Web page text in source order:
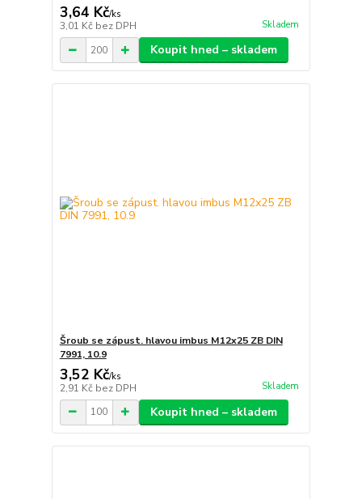
3,64 Kč/ks
3,01 Kč bez DPH Skladem
Koupit hned – skladem
Šroub se zápust. hlavou imbus M12x25 ZB DIN
7991, 10.9
3,52 Kč/ks
2,91 Kč bez DPH Skladem
Koupit hned – skladem